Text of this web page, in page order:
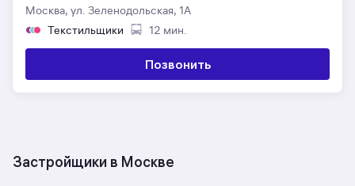
Москва, ул. Зеленодольская, 1А
Текстильщики
12 мин.
Позвонить
Застройщики в Москве